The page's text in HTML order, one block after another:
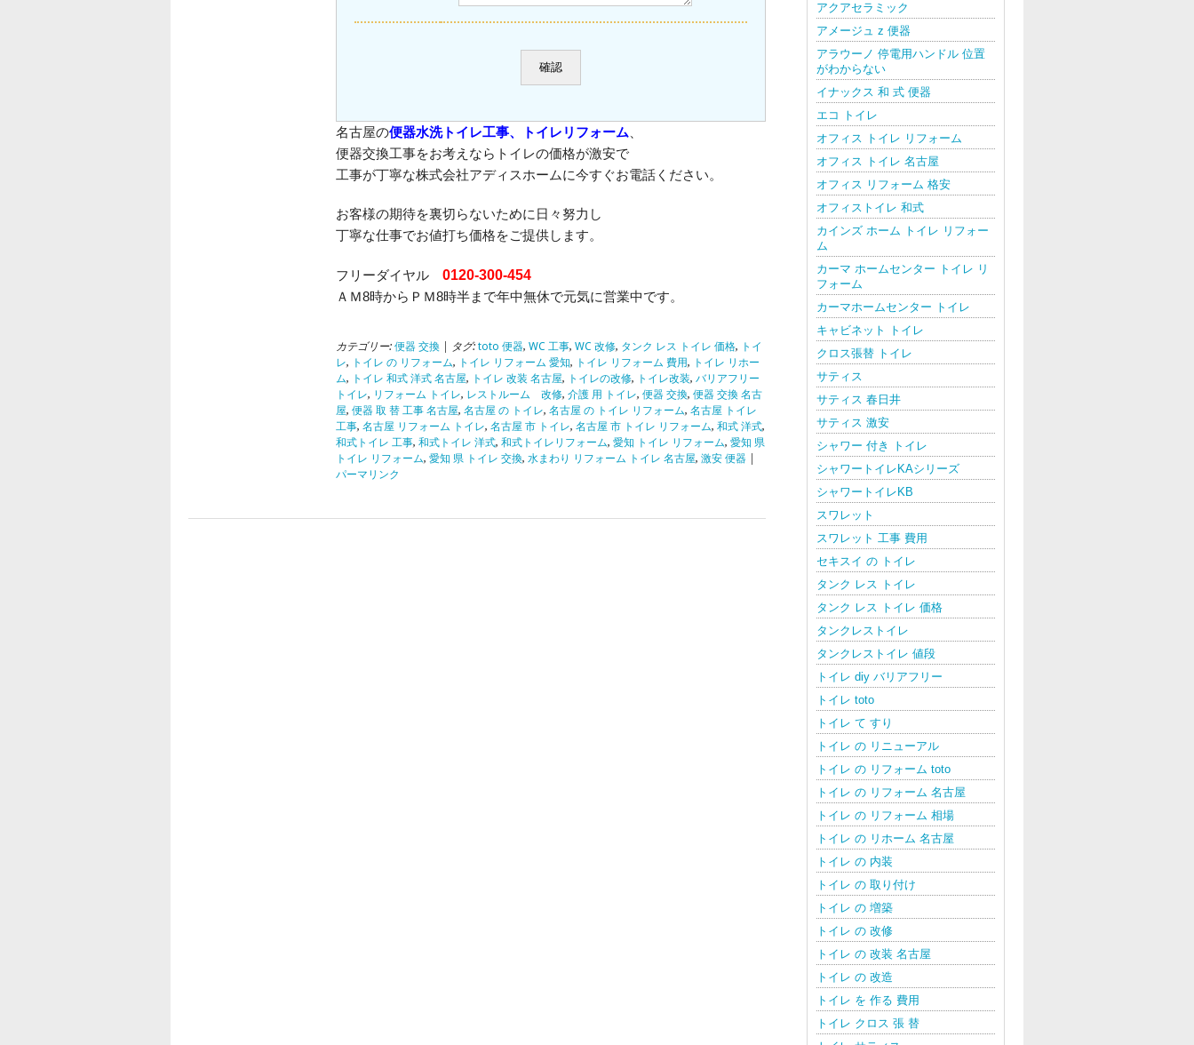
名古屋の便器水洗トイレ工事、トイレリフォーム
便器交換工事をお考えならトイレの価格が激安で
工事が丁寧な株式会社アディスホームに今すぐお電話ください。
お客様の期待を裏切らないために日々努力し
丁寧な仕事でお値打ち価格をご提供します。
フリーダイヤル 0120-300-454
ＡＭ8時からＰＭ8時半まで年中無休で元気に営業中です。
カテゴリー: 便器 交換| タグ: toto 便器, WC 工事, WC 改修, タンク レス トイレ 価格, トイ
レ, トイレ の リフォーム, トイレ リフォーム 愛知, トイレ リフォーム 費用, トイレ リホー
ム, トイレ 和式 洋式 名古屋, トイレ 改装 名古屋, トイレの改修, トイレ改装, バリアフリー
トイレ, リフォーム トイレ, レストルーム 改修, 介護 用 トイレ, 便器 交換, 便器 交換 名古
屋, 便器 取 替 工事 名古屋, 名古屋 の トイレ, 名古屋 の トイレ リフォーム, 名古屋 トイレ
工事, 名古屋 リフォーム トイレ, 名古屋 市 トイレ, 名古屋 市 トイレ リフォーム, 和式 洋式,
和式トイレ 工事, 和式トイレ 洋式, 和式トイレリフォーム, 愛知 トイレ リフォーム, 愛知 県
トイレ リフォーム, 愛知 県 トイレ 交換, 水まわり リフォーム トイレ 名古屋, 激安 便器|
パーマリンク
アクアセラミック
アメージュ z 便器
アラウーノ 停電用ハンドル 位置
がわからない
イナックス 和 式 便器
エコ トイレ
オフィス トイレ リフォーム
オフィス トイレ 名古屋
オフィス リフォーム 格安
オフィストイレ 和式
カインズ ホーム トイレ リフォー
ム
カーマ ホームセンター トイレ リ
フォーム
カーマホームセンター トイレ
キャビネット トイレ
クロス張替 トイレ
サティス
サティス 春日井
サティス 激安
シャワー 付き トイレ
シャワートイレKAシリーズ
シャワートイレKB
スワレット
スワレット 工事 費用
セキスイ の トイレ
タンク レス トイレ
タンク レス トイレ 価格
タンクレストイレ
タンクレストイレ 値段
トイレ diy バリアフリー
トイレ toto
トイレ て すり
トイレ の リニューアル
トイレ の リフォーム toto
トイレ の リフォーム 名古屋
トイレ の リフォーム 相場
トイレ の リホーム 名古屋
トイレ の 内装
トイレ の 取り付け
トイレ の 増築
トイレ の 改修
トイレ の 改装 名古屋
トイレ の 改造
トイレ を 作る 費用
トイレ クロス 張 替